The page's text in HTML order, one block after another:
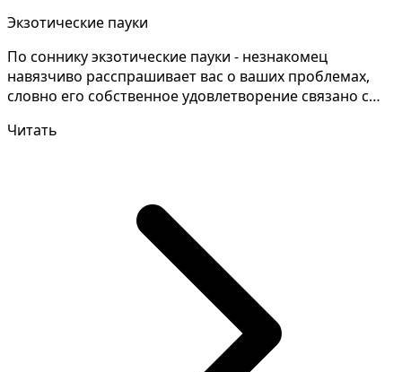
Экзотические пауки
По соннику экзотические пауки - незнакомец
навязчиво расспрашивает вас о ваших проблемах,
словно его собственное удовлетворение связано с
Читать